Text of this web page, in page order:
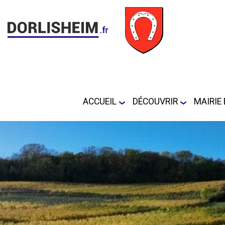
ACCUEIL DÉCOUVRIR
Lieux touristiques
MAIRIE